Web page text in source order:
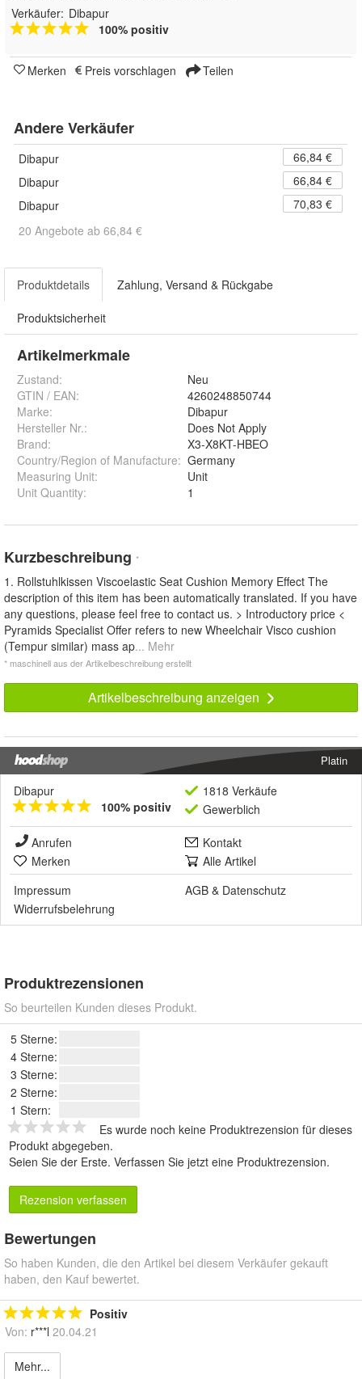
Verkäufer: Dibapur
100% positiv
Merken Preis vorschlagen Teilen
Andere Verkäufer
Dibapur
66,84 €
Dibapur
66,84 €
Dibapur
70,83 €
20 Angebote ab 66,84 €
Produktdetails Zahlung, Versand & Rückgabe
Produktsicherheit
Artikelmerkmale
Zustand:
Neu
GTIN / EAN:
4260248850744
Marke:
Dibapur
Hersteller Nr.:
Does Not Apply
Brand:
X3-X8KT-HBEO
Country/Region of Manufacture: Germany
Measuring Unit:
Unit
Unit Quantity: 1
Kurzbeschreibung *
1. Rollstuhlkissen Viscoelastic Seat Cushion Memory Effect The
description of this item has been automatically translated. If you have
any questions, please feel free to contact us. > Introductory price <
Pyramids Specialist Offer refers to new Wheelchair Visco cushion
(Tempur similar) mass ap... Mehr
* maschinell aus der Artikelbeschreibung erstellt
Artikelbeschreibung anzeigen
Platin
Dibapur
100% positiv
1818 Verkäufe
Gewerblich
Anrufen
Kontakt
Merken
Alle Artikel
Impressum
AGB & Datenschutz
Widerrufsbelehrung
Produktrezensionen
So beurteilen Kunden dieses Produkt.
5 Sterne:
4 Sterne:
3 Sterne:
2 Sterne:
1 Stern:
Es wurde noch keine Produktrezension für dieses
Produkt abgegeben.
Seien Sie der Erste. Verfassen Sie jetzt eine Produktrezension.
Rezension verfassen
Bewertungen
So haben Kunden, die den Artikel bei diesem Verkäufer gekauft
haben, den Kauf bewertet.
Positiv
Von: r***l 20.04.21
Mehr...